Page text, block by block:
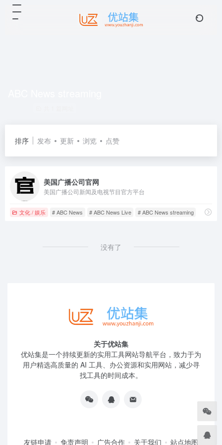
排序 发布 更新 浏览 点赞
美国广播公司官网
美国广播公司新闻及电视节目官方平台
文化 / 娱乐 # ABC News # ABC News Live # ABC News streaming
没有了
关于优站集
优站集是一个持续更新的实用工具网站导航平台，致力于为
用户精选高质量的 AI 工具、办公资源和实用网站，减少寻
找工具的时间成本。
友链申请 免责声明 广告合作 关于我们 站点地图